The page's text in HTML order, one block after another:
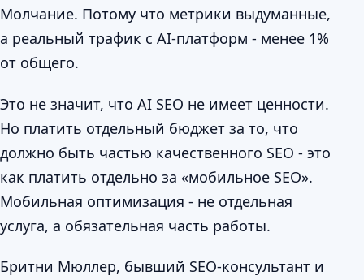
Молчание. Потому что метрики выдуманные,
а реальный трафик с AI-платформ - менее 1%
от общего.
Это не значит, что AI SEO не имеет ценности.
Но платить отдельный бюджет за то, что
должно быть частью качественного SEO - это
как платить отдельно за «мобильное SEO».
Мобильная оптимизация - не отдельная
услуга, а обязательная часть работы.
Бритни Мюллер, бывший SEO-консультант и